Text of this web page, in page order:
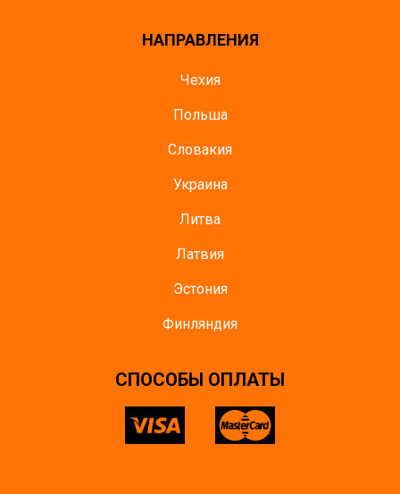
НАПРАВЛЕНИЯ
Чехия
Польша
Словакия
Украина
Литва
Латвия
Эстония
Финляндия
CПОСОБЫ ОПЛАТЫ